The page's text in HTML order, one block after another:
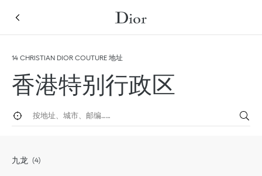
14 CHRISTIAN DIOR COUTURE 地址
香港特别行政区
定位
九龙